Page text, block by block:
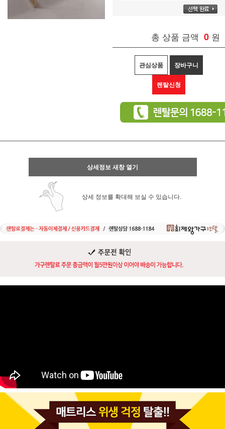
총 상품 금액 0 원
관심상품 장바구니
렌탈신청
상세정보 새창 열기
상세 정보를 확대해 보실 수 있습니다.